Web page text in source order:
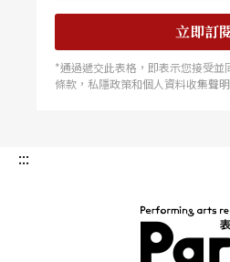
百張以上的唱
豐富，其中《
全集，包括慕尼
諾斯艾利斯等。
說在紐奧良當
表演，只因他們
現。即將於十一
廳」爵士樂團，
立即訂
*通過遞交此表格，即表示您接受並
條款，私隱政策和個人資料收集聲明
:::